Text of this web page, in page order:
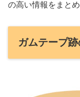
の高い情報をまと
ガムテープ